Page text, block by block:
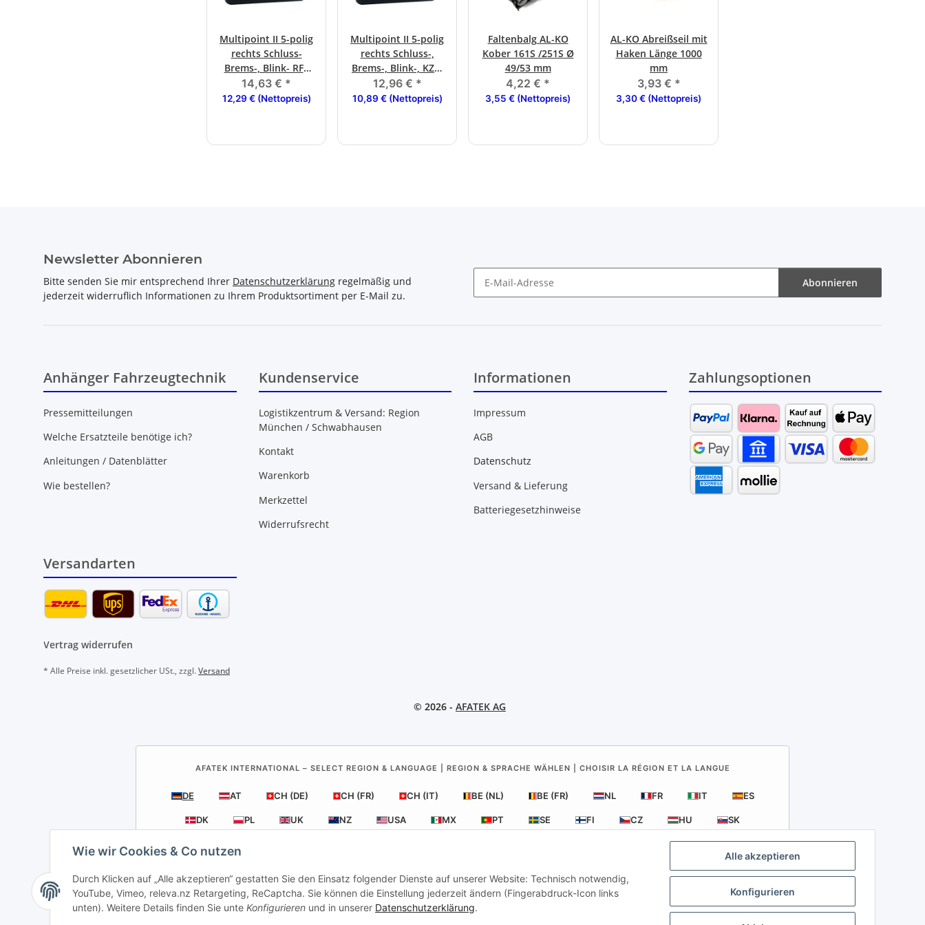
Alle akzeptieren
Konfigurieren
Wie wir Cookies & Co nutzen
Durch Klicken auf „Alle akzeptieren“ gestatten Sie den Einsatz folgender Dienste auf unserer Website: Technisch notwendig,
YouTube, Vimeo, releva.nz Retargeting, ReCaptcha. Sie können die Einstellung jederzeit ändern (Fingerabdruck-Icon links
unten). Weitere Details finden Sie unte Konfigurieren und in unserer Datenschutzerklärung.
Multipoint II 5-polig
rechts Schluss-
Brems-, Blink- RFS
KZL
Bajonettanschluss
14,63 € *
12,29 € (Nettopreis)
Multipoint II 5-polig
rechts Schluss-,
Brems-, Blink-, KZL,
Bajonettanschluss
12,96 € *
10,89 € (Nettopreis)
Faltenbalg AL-KO
Kober 161S /251S Ø
49/53 mm
4,22 € *
3,55 € (Nettopreis)
AL-KO Abreißseil mit
Haken Länge 1000
mm
3,93 € *
3,30 € (Nettopreis)
Newsletter Abonnieren
Bitte senden Sie mir entsprechend Ihrer Datenschutzerklärung regelmäßig und
jederzeit widerruflich Informationen zu Ihrem Produktsortiment per E-Mail zu.
Abonnieren
Anhänger Fahrzeugtechnik
Pressemitteilungen
Welche Ersatzteile benötige ich?
Anleitungen / Datenblätter
Wie bestellen?
Kundenservice
Logistikzentrum & Versand: Region
München / Schwabhausen
Kontakt
Warenkorb
Merkzettel
Widerrufsrecht
Informationen
Impressum
AGB
Datenschutz
Versand & Lieferung
Batteriegesetzhinweise
Zahlungsoptionen
Versandarten
Vertrag widerrufen
* Alle Preise inkl. gesetzlicher USt., zzgl.Versand
© 2026 - AFATEK AG
AFATEK INTERNATIONAL – SELECT REGION & LANGUAGE | REGION & SPRACHE WÄHLEN | CHOISIR LA RÉGION ET LA LANGUE
DE AT CH (DE) CH (FR) CH (IT) BE (NL) BE (FR) NL FR IT ES
DK PL UK NZ USA MX PT SE FI CZ HU SK
Anhänger Fahrzeugtechnik| Ihr Experte für Anhänger-Ersatzteile & Zubehör
Anfragen & Support:info@afatek.com